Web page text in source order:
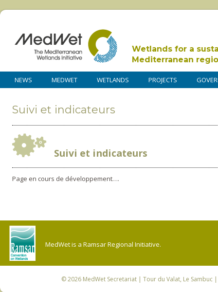
Wetlands for a
Mediterranean
NEWS MEDWET WETLANDS PROJECTS
Suivi et indicateurs
Suivi et indicateurs
Page en cours de développement….
MedWet is a Ramsar Regional Initiative.
© 2026 MedWet Secretariat| Tour du Valat, Le Sambuc